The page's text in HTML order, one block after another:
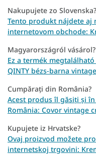
Nakupujete zo Slovenska?
Tento produkt nájdete aj
internetovom obchode:
Magyarországról vásárol?
Ez a termék
QINTY bézs-barna
Cumpărați din România?
Acest produs îl găsiți și
România: Covor vintage
Kupujete iz Hrvatske?
Ovaj proizvod možete
internetskoj trgovini: